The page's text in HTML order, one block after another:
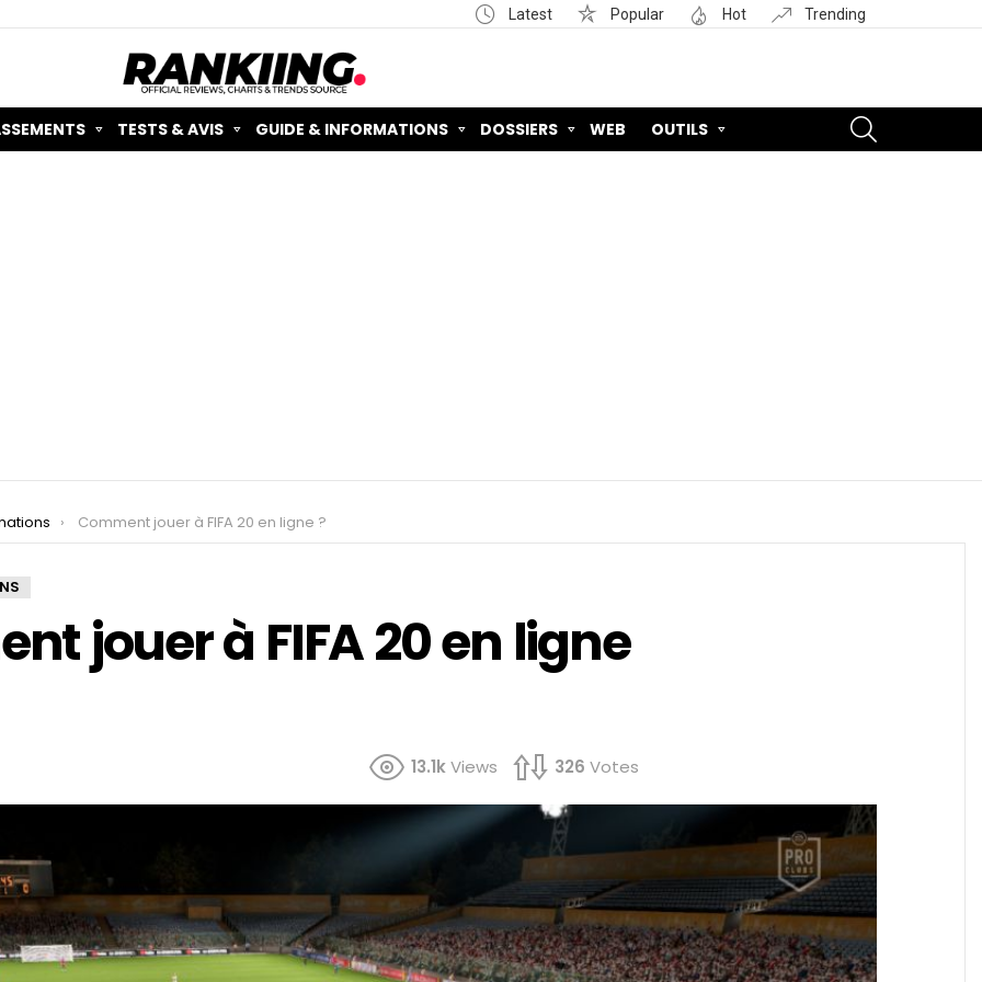
Latest Popular Hot Trending
TESTS & AVIS GUIDE & INFORMATIONS DOSSIERS WEB OUTILS
Comment jouer à FIFA 20 en ligne ?
jouer à FIFA 20 en ligne
13.1kViews 326 Votes